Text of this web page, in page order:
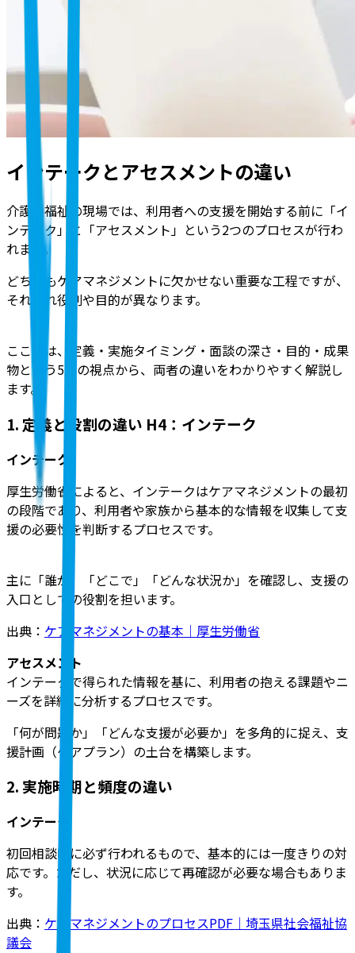
インテークとアセスメントの違い
介護や福祉の現場では、利用者への支援を開始する前に「イ
ンテーク」と「アセスメント」という2つのプロセスが行わ
れます。
どちらもケアマネジメントに欠かせない重要な工程ですが、
それぞれ役割や目的が異なります。
ここでは、定義・実施タイミング・面談の深さ・目的・成果
物という5つの視点から、両者の違いをわかりやすく解説し
ます。
1. 定義と役割の違い H4：インテーク
インテーク
厚生労働省によると、インテークはケアマネジメントの最初
の段階であり、利用者や家族から基本的な情報を収集して支
援の必要性を判断するプロセスです。
主に「誰が」「どこで」「どんな状況か」を確認し、支援の
入口としての役割を担います。
出典： ケアマネジメントの基本｜厚生労働省
アセスメント
インテークで得られた情報を基に、利用者の抱える課題やニ
ーズを詳細に分析するプロセスです。
「何が問題か」「どんな支援が必要か」を多角的に捉え、支
援計画（ケアプラン）の土台を構築します。
2. 実施時期と頻度の違い
インテーク
初回相談時に必ず行われるもので、基本的には一度きりの対
応です。ただし、状況に応じて再確認が必要な場合もありま
す。
出典： ケアマネジメントのプロセスPDF｜埼玉県社会福祉協
議会